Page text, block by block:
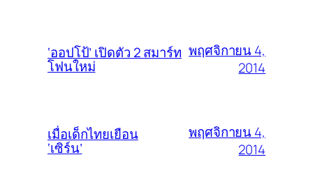
‘ออปโป้’ เปิดตัว 2 สมาร์ท
โฟนใหม่
พฤศจิกายน 4,
2014
เมื่อเด็กไทยเยือน
‘เซิร์น’
พฤศจิกายน 4,
2014